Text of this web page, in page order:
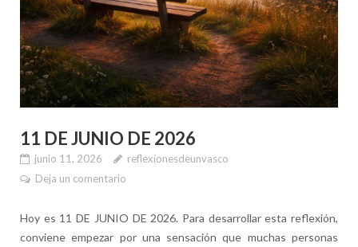
11 DE JUNIO DE 2026
junio 11, 2026
reflexionesdeunvasco
Deja un comentario
Hoy es 11 DE JUNIO DE 2026. Para desarrollar esta reflexión,
conviene empezar por una sensación que muchas personas